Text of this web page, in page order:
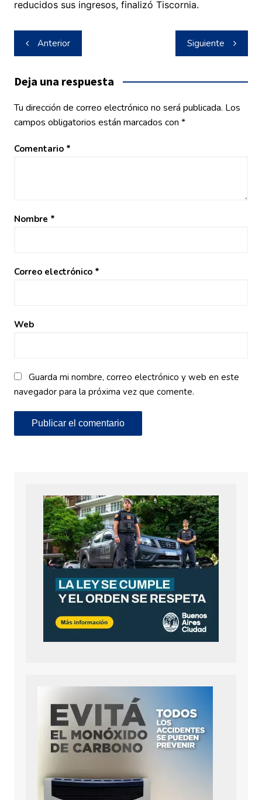
reducidos sus ingresos, finalizó Tiscornia.
Navegación
de
entradas
Anterior Siguiente
Deja una respuesta
Tu dirección de correo electrónico no será publicada. Los
campos obligatorios están marcados con *
Comentario *
Nombre *
Correo electrónico *
Web
Guarda mi nombre, correo electrónico y web en este
navegador para la próxima vez que comente.